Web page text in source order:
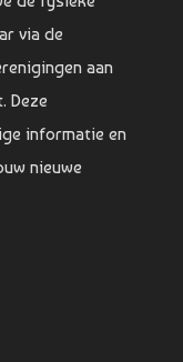
via de
aan
Deze
informatie en
nieuwe